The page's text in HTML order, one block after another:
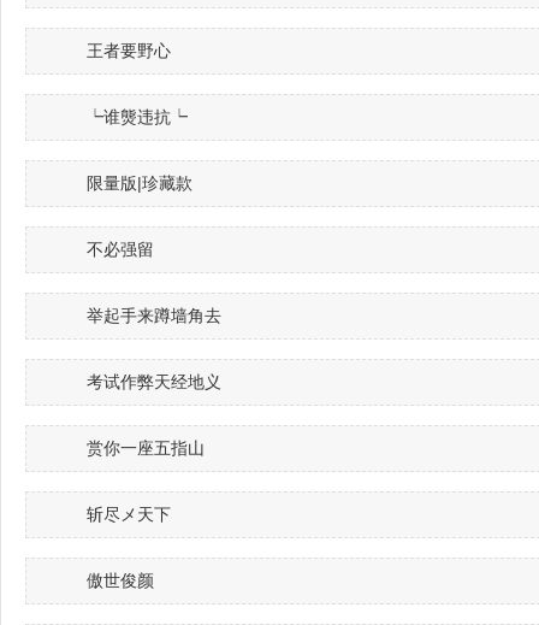
王者要野心
┕谁熋违抗┕
限量版|珍藏款
不必强留
举起手来蹲墙角去
考试作弊天经地义
赏你一座五指山
斩尽メ天下
傲世俊颜